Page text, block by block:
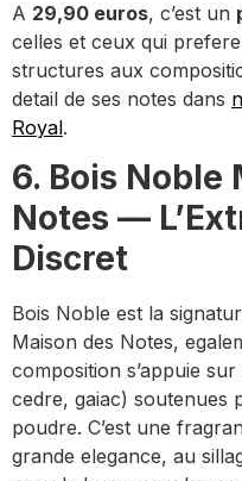
A 29,90 euros, c’est un
celles et ceux qui
structures aux
detail de ses notes dans
Royal.
6. Bois Noble
Notes —
Discret
Bois Noble est la
Maison des Notes,
composition s’appuie
cedre, gaiac) soutenues
poudre. C’est une
grande elegance, au